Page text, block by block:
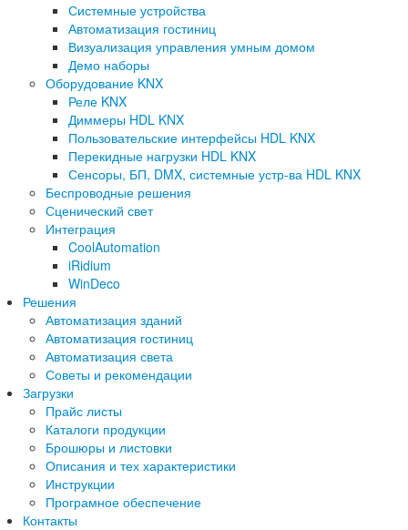
Системные устройства
Автоматизация гостиниц
Визуализация управления умным домом
Демо наборы
Оборудование KNX
Реле KNX
Диммеры HDL KNX
Пользовательские интерфейсы HDL KNX
Перекидные нагрузки HDL KNX
Сенсоры, БП, DMX, системные устр-ва HDL KNX
Беспроводные решения
Сценический свет
Интеграция
CoolAutomation
iRidium
WinDeco
Решения
Автоматизация зданий
Автоматизация гостиниц
Автоматизация света
Советы и рекомендации
Загрузки
Прайс листы
Каталоги продукции
Брошюры и листовки
Описания и тех характеристики
Инструкции
Програмное обеспечение
Контакты